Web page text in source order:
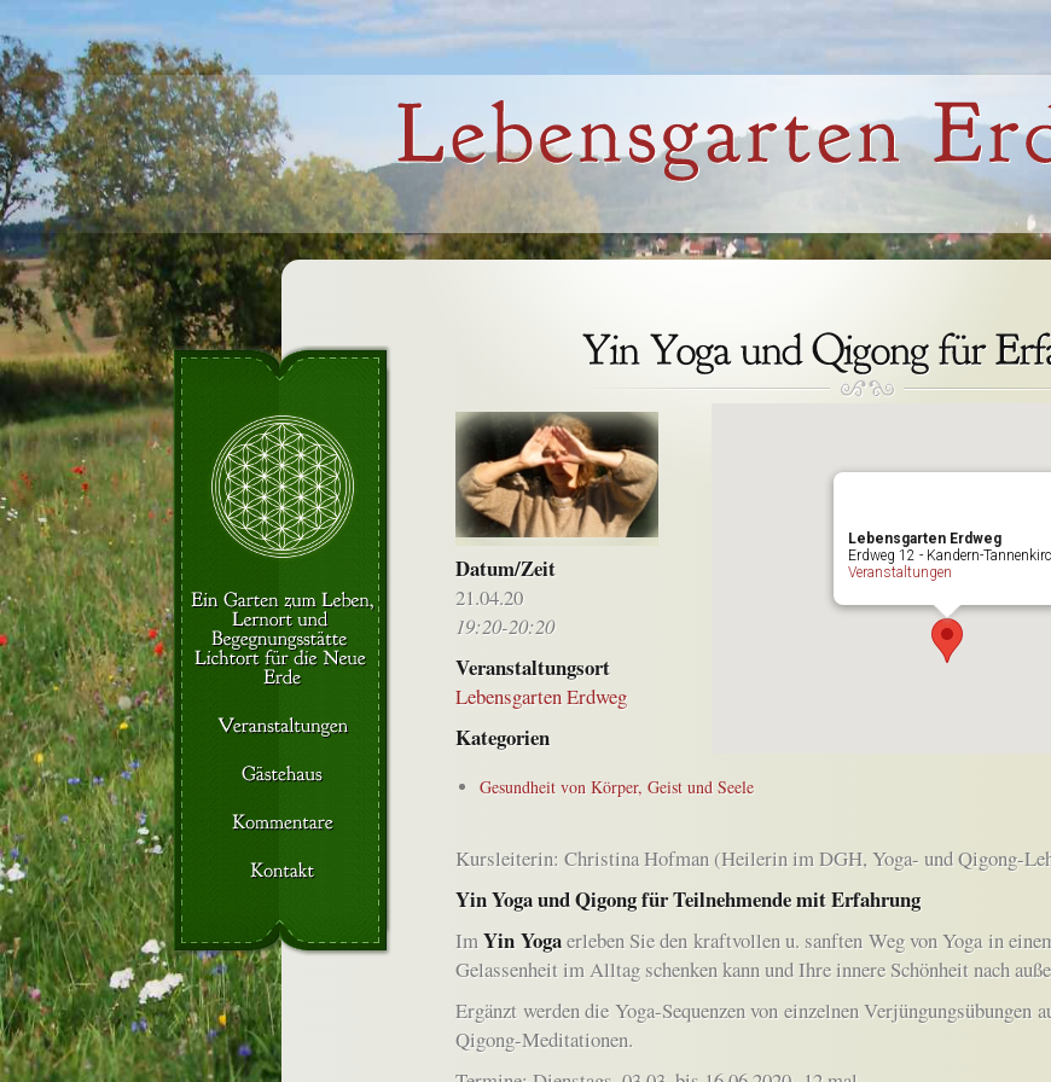
Lebensgarten Erdweg
Erdweg 12 - Kandern-
Veranstaltungen
Datum/Zeit
21.04.20
19:20-20:20
Veranstaltungsort
Lebensgarten Erdweg
Kategorien
Gesundheit von Körper, Geist und Seele
Kursleiterin: Christina Hofman (Heilerin im DGH, Yoga- und Qigong-
Yin Yoga und Qigong für Teilnehmende mit Erfahrung
ImYin Yogaerleben Sie den kraftvollen u. sanften Weg von Yoga in
Gelassenheit im Alltag schenken kann und Ihre innere Schönheit nach
Ergänzt werden die Yoga-Sequenzen von einzelnen Verjüngungsübungen
Qigong-Meditationen.